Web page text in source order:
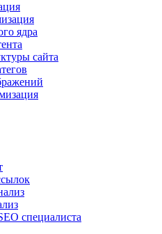
ядра
сайта
специалиста